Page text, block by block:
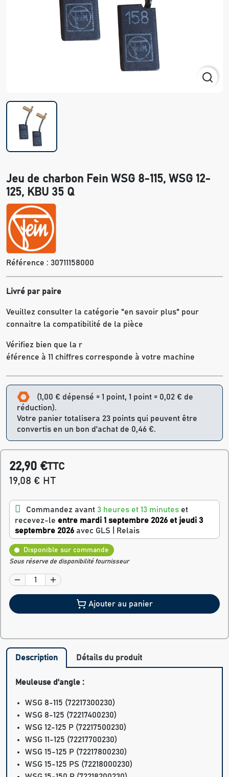
Jeu de charbon Fein WSG 8-115, WSG 12-
125, KBU 35 Q
Référence : 30711158000
Livré par paire
Veuillez consulter la catégorie "en savoir plus" pour
connaitre la compatibilité de la pièce
Vérifiez bien que la r
éférence à 11 chiffres corresponde à votre machine
(1,00 € dépensé = 1 point, 1 point = 0,02 € de
réduction).
Votre panier totalisera 23 points qui peuvent être
convertis en un bon d'achat de 0,46 €.
22,90 €TTC
19,08 € HT
Commandez avant 3 heures et 13 minutes et
recevez-le entre mardi 1 septembre 2026 et jeudi 3
septembre 2026 avec GLS | Relais
Disponible sur commande
Sous réserve de disponibilité fournisseur
Ajouter au panier
Description Détails du produit
Meuleuse d'angle :
WSG 8-115 (72217300230)
WSG 8-125 (72217400230)
WSG 12-125 P (72217500230)
WSG 11-125 (72217700230)
WSG 15-125 P (72217800230)
WSG 15-125 PS (72218000230)